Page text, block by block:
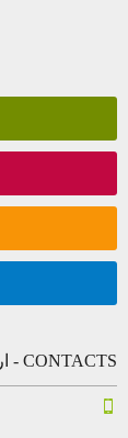
CONTACTS - ارتباط با ما